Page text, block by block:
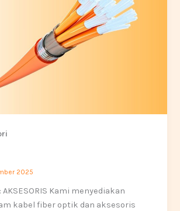
2025
: AKSESORIS Kami menyediakan
kabel fiber optik dan aksesoris